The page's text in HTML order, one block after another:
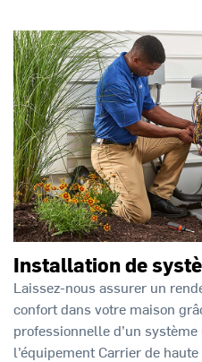
Installation de
Laissez-nous assurer un
confort dans votre maison
professionnelle d’un
l’équipement Carrier de